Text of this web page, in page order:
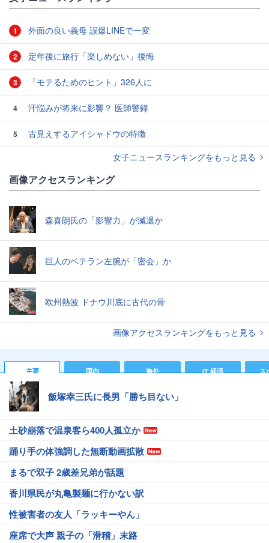
1 外面の良い義母 誤爆LINEで一変
2 定年後に旅行「楽しめない」後悔
3 「モテるためのヒント」326人に
4 汗悩みが将来に影響？ 医師警鐘
5
古見えするアイシャドウの特徴
女子ニュースランキングをもっと見る
画像アクセスランキング
森喜朗氏の「影響力」が減退か
巨人のベテラン左腕が「密会」か
欧州熱波 ドナウ川底に古代の骨
画像アクセスランキングをもっと見る
主要 国内 海外 IT 経済 ス
飯塚幸三氏に長男「勝ち目ない」
土砂崩落で温泉客ら400人孤立か
踊り手の体強調した無断動画拡散
まるで双子 2歳差兄弟が話題
香川県民が丸亀製麺に行かない訳
性被害者の友人「ラッキーやん」
座席で大声 親子の「滑稽」末路